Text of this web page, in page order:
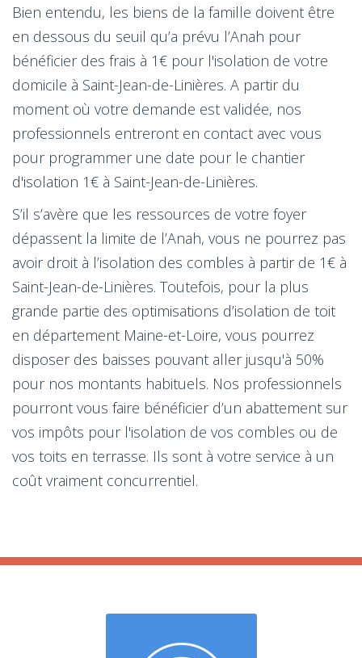
Bien entendu, les biens de la famille doivent être
en dessous du seuil qu’a prévu l’Anah pour
bénéficier des frais à 1€ pour l'isolation de votre
domicile à Saint-Jean-de-Linières. A partir du
moment où votre demande est validée, nos
professionnels entreront en contact avec vous
pour programmer une date pour le chantier
d'isolation 1€ à Saint-Jean-de-Linières.
S’il s’avère que les ressources de votre foyer
dépassent la limite de l’Anah, vous ne pourrez pas
avoir droit à l’isolation des combles à partir de 1€ à
Saint-Jean-de-Linières. Toutefois, pour la plus
grande partie des optimisations d’isolation de toit
en département Maine-et-Loire, vous pourrez
disposer des baisses pouvant aller jusqu'à 50%
pour nos montants habituels. Nos professionnels
pourront vous faire bénéficier d’un abattement sur
vos impôts pour l'isolation de vos combles ou de
vos toits en terrasse. Ils sont à votre service à un
coût vraiment concurrentiel.